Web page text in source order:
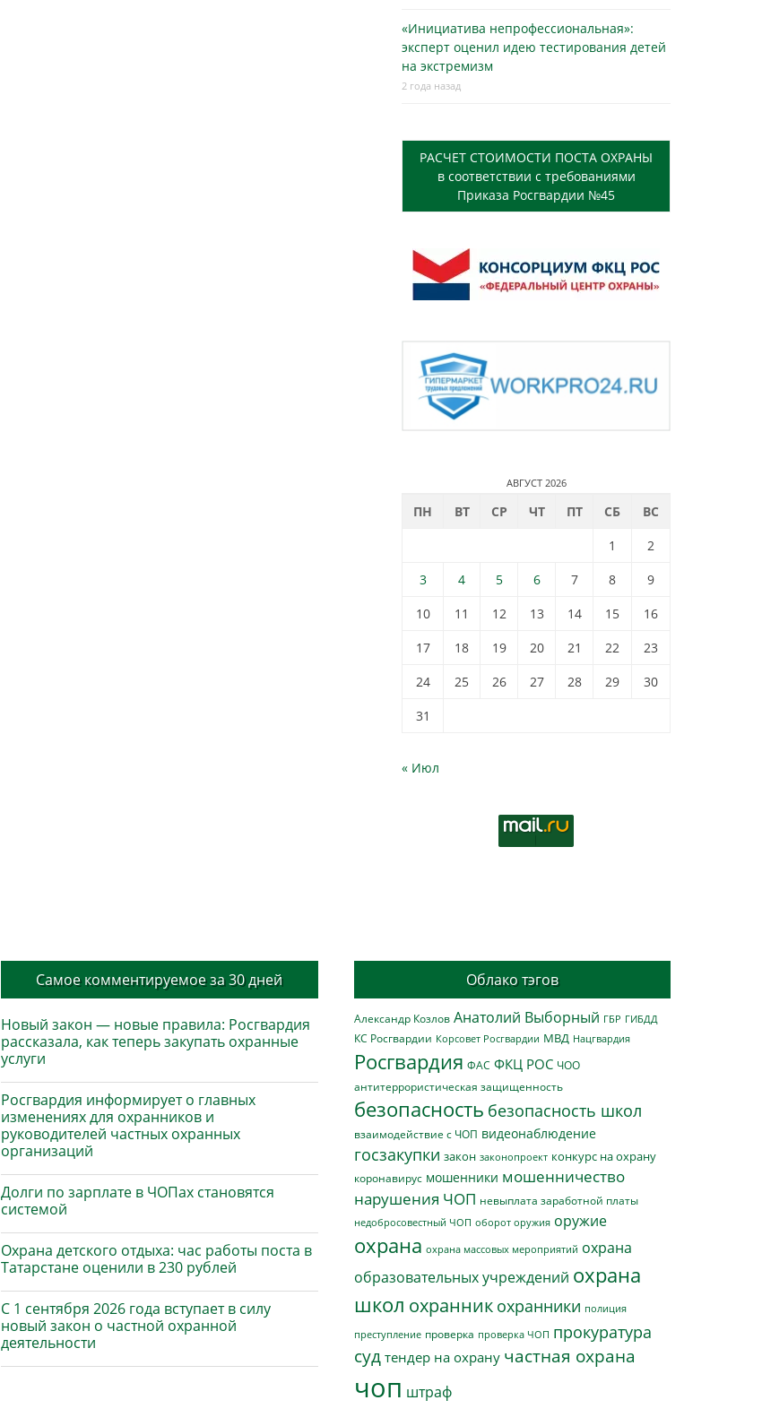
«Инициатива непрофессиональная»:
эксперт оценил идею тестирования детей
на экстремизм
2 года назад
РАСЧЕТ СТОИМОСТИ ПОСТА ОХРАНЫ
в соответствии с требованиями
Приказа Росгвардии №45
АВГУСТ 2026
ПН ВТ СР ЧТ ПТ СБ
ВС
1
2
3
4 5 6 7 8
9
10
11 12 13 14 15
16
17
18 19 20 21 22
23
24
25 26 27 28 29
30
31
« Июл
Самое комментируемое за 30 дней
Новый закон — новые правила: Росгвардия
рассказала, как теперь закупать охранные
услуги
Росгвардия информирует о главных
изменениях для охранников и
руководителей частных охранных
организаций
Долги по зарплате в ЧОПах становятся
системой
Охрана детского отдыха: час работы поста в
Татарстане оценили в 230 рублей
С 1 сентября 2026 года вступает в силу
новый закон о частной охранной
деятельности
Облако тэгов
Александр Козлов Анатолий Выборный ГБР ГИБДД
КС Росгвардии Корсовет Росгвардии МВД Нацгвардия
Росгвардия ФАС ФКЦ РОС ЧОО
антитеррористическая защищенность
безопасность безопасность школ
взаимодействие с ЧОП видеонаблюдение
госзакупки закон законопроект конкурс на охрану
коронавирус мошенники мошенничество
нарушения ЧОП невыплата заработной платы
недобросовестный ЧОП оборот оружия оружие
охрана охрана массовых мероприятий охрана
образовательных учреждений охрана
школ охранник охранники полиция
преступление проверка проверка ЧОП прокуратура
суд тендер на охрану частная охрана
чоп штраф